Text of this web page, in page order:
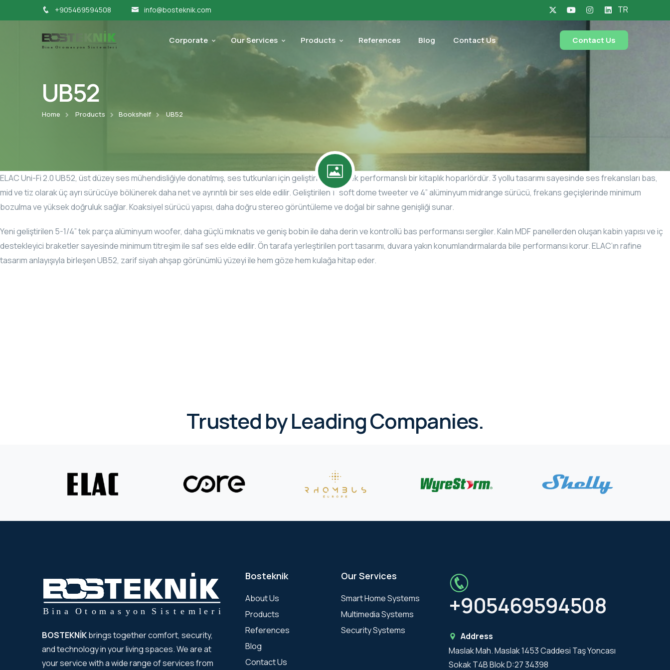
+905469594508 info@bosteknik.com TR
Corporate Our Services Products References Blog Contact Us Contact Us
UB52
Home Products Bookshelf UB52
ELAC Uni-Fi 2.0 UB52, üst düzey ses mühendisliğiyle donatılmış, ses tutkunları için geliştirilmiş yüksek performanslı bir kitaplık hoparlördür. 3 yollu tasarımı sayesinde ses frekansları bas,
mid ve tiz olarak üç ayrı sürücüye bölünerek daha net ve ayrıntılı bir ses elde edilir. Geliştirilen 1” soft dome tweeter ve 4” alüminyum midrange sürücü, frekans geçişlerinde minimum
bozulma ve yüksek doğruluk sağlar. Koaksiyel sürücü yapısı, daha doğru stereo görüntüleme ve doğal bir sahne genişliği sunar.
Yeni geliştirilen 5-1/4” tek parça alüminyum woofer, daha güçlü mıknatıs ve geniş bobin ile daha derin ve kontrollü bas performansı sergiler. Kalın MDF panellerden oluşan kabin yapısı ve iç
destekleyici braketler sayesinde minimum titreşim ile saf ses elde edilir. Ön tarafa yerleştirilen port tasarımı, duvara yakın konumlandırmalarda bile performansı korur. ELAC’ın rafine
tasarım anlayışıyla birleşen UB52, zarif siyah ahşap görünümlü yüzeyi ile hem göze hem kulağa hitap eder.
Trusted by Leading Companies.
BOSTEKNİKbrings together comfort, security,
and technology in your living spaces. We are at
your service with a wide range of services from
Bosteknik
About Us
Products
References
Blog
Contact Us
Our Services
Smart Home Systems
Multimedia Systems
Security Systems
+905469594508
Address
Maslak Mah. Maslak 1453 Caddesi Taş Yoncası
Sokak T4B Blok D:27 34398